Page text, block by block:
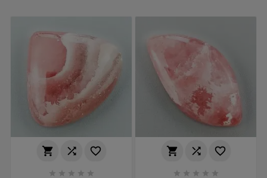
  
    
  
    